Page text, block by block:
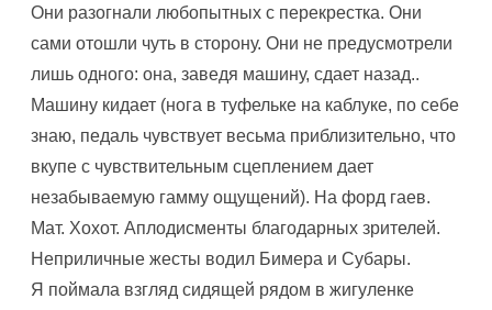
Они разогнали любопытных с перекрестка. Они
сами отошли чуть в сторону. Они не предусмотрели
лишь одного: она, заведя машину, сдает назад..
Машину кидает (нога в туфельке на каблуке, по себе
знаю, педаль чувствует весьма приблизительно, что
вкупе с чувствительным сцеплением дает
незабываемую гамму ощущений). На форд гаев.
Мат. Хохот. Аплодисменты благодарных зрителей.
Неприличные жесты водил Бимера и Субары.
Я поймала взгляд сидящей рядом в жигуленке